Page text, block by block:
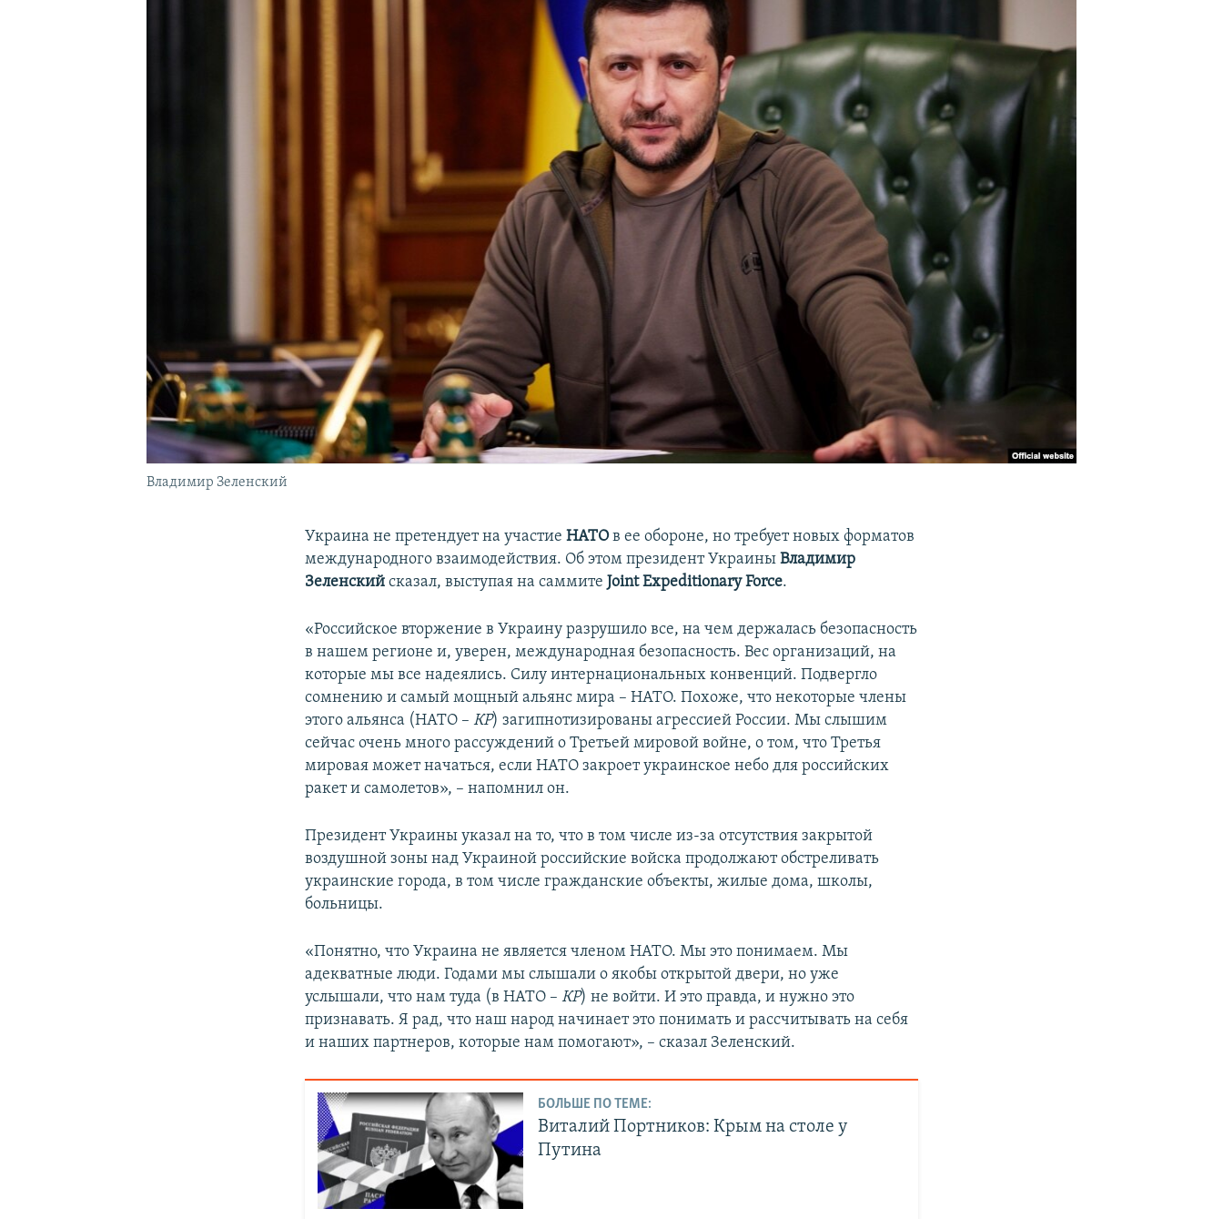
Владимир Зеленский
Украина не претендует на участиеНАТОв ее обороне, но требует новых форматов
международного взаимодействия. Об этом президент УкраиныВладимир
Зеленский сказал, выступая на саммитеJoint Expeditionary Force.
«Российское вторжение в Украину разрушило все, на чем держалась безопасность
в нашем регионе и, уверен, международная безопасность. Вес организаций, на
которые мы все надеялись. Силу интернациональных конвенций. Подвергло
сомнению и самый мощный альянс мира – НАТО. Похоже, что некоторые члены
этого альянса (НАТО –КР) загипнотизированы агрессией России. Мы слышим
сейчас очень много рассуждений о Третьей мировой войне, о том, что Третья
мировая может начаться, если НАТО закроет украинское небо для российских
ракет и самолетов», – напомнил он.
Президент Украины указал на то, что в том числе из-за отсутствия закрытой
воздушной зоны над Украиной российские войска продолжают обстреливать
украинские города, в том числе гражданские объекты, жилые дома, школы,
больницы.
«Понятно, что Украина не является членом НАТО. Мы это понимаем. Мы
адекватные люди. Годами мы слышали о якобы открытой двери, но уже
услышали, что нам туда (в НАТО –КР) не войти. И это правда, и нужно это
признавать. Я рад, что наш народ начинает это понимать и рассчитывать на себя
и наших партнеров, которые нам помогают», – сказал Зеленский.
БОЛЬШЕ ПО ТЕМЕ:
Виталий Портников: Крым на столе у
Путина